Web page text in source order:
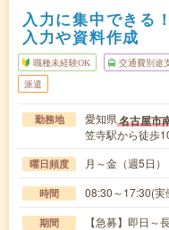
入力に集中できる
入力や資料作成
職種未経験OK 交通費別途
派遣
勤務地 愛知県名古屋市
笠寺駅から徒歩
曜日頻度 月～金（週5日
時間 08:30～17:30(
期間 【急募】即日～